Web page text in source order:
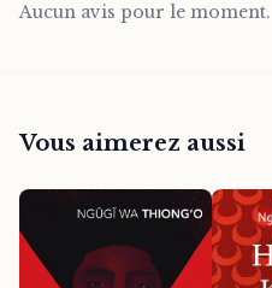
Aucun avis pour le moment.
Vous aimerez aussi